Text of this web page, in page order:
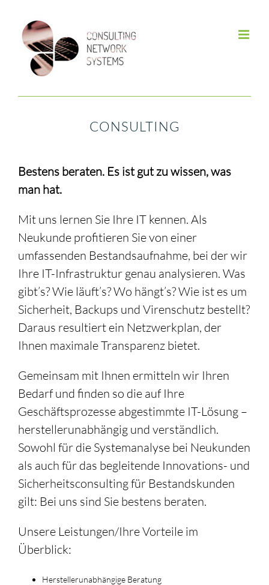
content
CONSULTING
Bestens beraten. Es ist gut zu wissen, was
man hat.
Mit uns lernen Sie Ihre IT kennen. Als
Neukunde profitieren Sie von einer
umfassenden Bestandsaufnahme, bei der wir
Ihre IT-Infrastruktur genau analysieren. Was
gibt’s? Wie läuft’s? Wo hängt’s? Wie ist es um
Sicherheit, Backups und Virenschutz bestellt?
Daraus resultiert ein Netzwerkplan, der
Ihnen maximale Transparenz bietet.
Gemeinsam mit Ihnen ermitteln wir Ihren
Bedarf und finden so die auf Ihre
Geschäftsprozesse abgestimmte IT-Lösung –
herstellerunabhängig und verständlich.
Sowohl für die Systemanalyse bei Neukunden
als auch für das begleitende Innovations- und
Sicherheitsconsulting für Bestandskunden
gilt: Bei uns sind Sie bestens beraten.
Unsere Leistungen/Ihre Vorteile im
Überblick:
Herstellerunabhängige Beratung